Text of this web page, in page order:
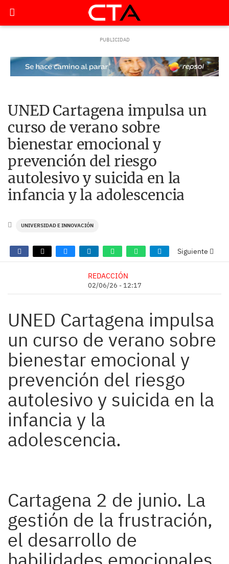
UNED Cartagena impulsa un
curso de verano sobre
bienestar emocional y
prevención del riesgo
autolesivo y suicida en la
infancia y la adolescencia
UNIVERSIDAD E INNOVACIÓN
Siguiente
REDACCIÓN
02/06/26 - 12:17
UNED Cartagena impulsa
un curso de verano sobre
bienestar emocional y
prevención del riesgo
autolesivo y suicida en la
infancia y la
adolescencia.
Cartagena 2 de junio. La
gestión de la frustración,
el desarrollo de